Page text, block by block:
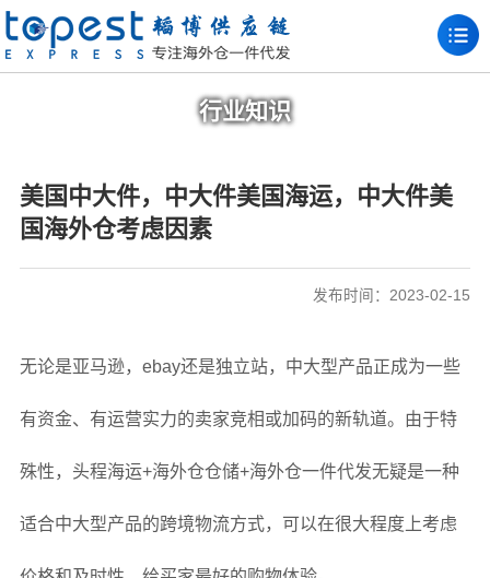
行业知识
美国中大件，中大件美国海运，中大件美
国海外仓考虑因素
发布时间：2023-02-15
无论是亚马逊，ebay还是独立站，中大型产品正成为一些
有资金、有运营实力的卖家竞相或加码的新轨道。由于特
殊性，头程海运+海外仓仓储+海外仓一件代发无疑是一种
适合中大型产品的跨境物流方式，可以在很大程度上考虑